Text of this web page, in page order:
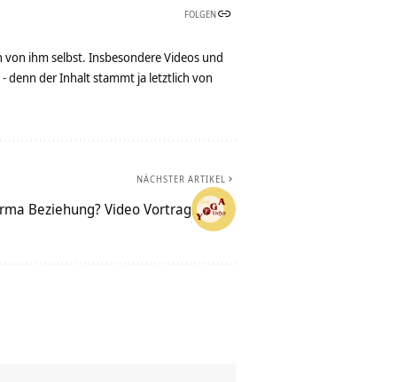
FOLGEN
ihm selbst. Insbesondere Videos und
denn der Inhalt stammt ja letztlich von
NÄCHSTER ARTIKEL
Beziehung? Video Vortrag